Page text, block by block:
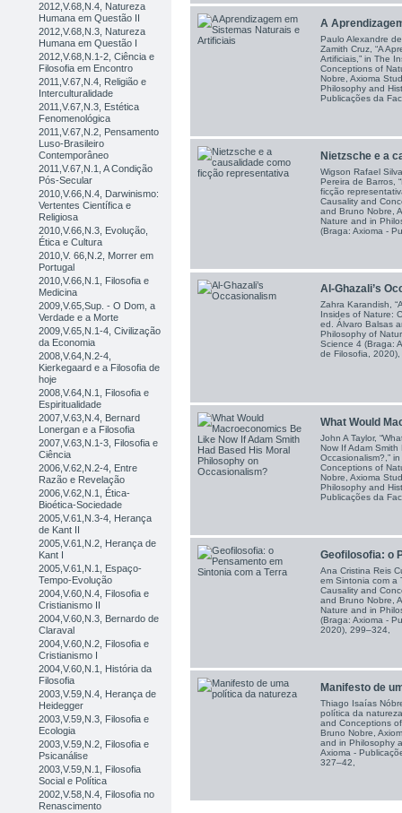
2012,V.68,N.4, Natureza
Humana em Questão II
2012,V.68,N.3, Natureza
Humana em Questão I
2012,V.68,N.1-2, Ciência e
Filosofia em Encontro
2011,V.67,N.4, Religião e
Interculturalidade
2011,V.67,N.3, Estética
Fenomenológica
2011,V.67,N.2, Pensamento
Luso-Brasileiro
Contemporâneo
2011,V.67,N.1, A Condição
Pós-Secular
2010,V.66,N.4, Darwinismo:
Vertentes Científica e
Religiosa
2010,V.66,N.3, Evolução,
Ética e Cultura
2010,V. 66,N.2, Morrer em
Portugal
2010,V.66,N.1, Filosofia e
Medicina
2009,V.65,Sup. - O Dom, a
Verdade e a Morte
2009,V.65,N.1-4, Civilização
da Economia
2008,V.64,N.2-4,
Kierkegaard e a Filosofia de
hoje
2008,V.64,N.1, Filosofia e
Espiritualidade
2007,V.63,N.4, Bernard
Lonergan e a Filosofia
2007,V.63,N.1-3, Filosofia e
Ciência
2006,V.62,N.2-4, Entre
Razão e Revelação
2006,V.62,N.1, Ética-
Bioética-Sociedade
2005,V.61,N.3-4, Herança
de Kant II
2005,V.61,N.2, Herança de
Kant I
2005,V.61,N.1, Espaço-
Tempo-Evolução
2004,V.60,N.4, Filosofia e
Cristianismo II
2004,V.60,N.3, Bernardo de
Claraval
2004,V.60,N.2, Filosofia e
Cristianismo I
2004,V.60,N.1, História da
Filosofia
2003,V.59,N.4, Herança de
Heidegger
2003,V.59,N.3, Filosofia e
Ecologia
2003,V.59,N.2, Filosofia e
Psicanálise
2003,V.59,N.1, Filosofia
Social e Política
2002,V.58,N.4, Filosofia no
Renascimento
A
Paulo Alexandre
Zamith Cruz, “A
Artificiais,” in The
Conceptions of
Nobre, Axioma
Philosophy and
Publicações da
Nietzsche e a
Wigson Rafael
Pereira de Barros,
ficção
Causality and
and Bruno Nobre,
Nature and in
(Braga: Axioma -
Al-Ghazali’s
Zahra Karandish,
Insides of Nature:
ed. Álvaro Balsas
Philosophy of
Science 4 (Braga:
de Filosofia,
What Would
John A Taylor,
Now If Adam
Occasionalism?,”
Conceptions of
Nobre, Axioma
Philosophy and
Publicações da
Geofilosofia: o
Ana Cristina Reis
em Sintonia com a
Causality and
and Bruno Nobre,
Nature and in
(Braga: Axioma -
2020), 299–324,
Manifesto de
Thiago Isaías
política da
and Conceptions
Bruno Nobre,
and in Philosophy
Axioma -
327–42,